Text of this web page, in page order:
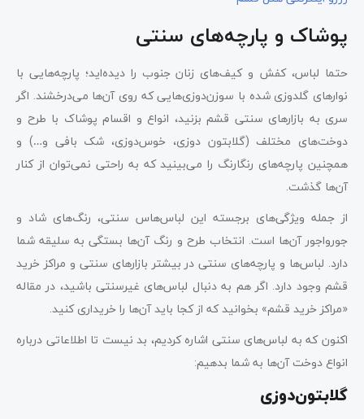
پوشاک و پارچه‌های سنتی
حتما لباس‌، کفش‌ و کیف‌های زنان جنوب را دیده‌اید؛ پارچه‌هایی با
نوارهای گلدوزی شده با سوزن‌دوزی‌هایی که روی آن‌ها می‌درخشند. اگر
سری به بازارهای سنتی قشم بزنید، انواع و اقسام پوشاک با طرح‌ و
دوخت‌های مختلف (گلابتون دوزی، خوس‌دوزی، شک بافی و…) و
همچنین پارچه‌های رنگارنگ را می‌بینید که به راحتی نمی‌‌توان از کنار
آن‌ها گذشت.
از جمله ویژگی‌های برجسته این لباس‌هاس سنتی، رنگ‌های شاد و
جورواجور آن‌ها است. انتخاب طرح و رنگ آن‌ها بستگی به سلیقه شما
دارد. لباس‌ها و پارچه‌های سنتی در بیشتر بازارهای سنتی و مراکز خرید
قشم وجود دارد. اگر هم به دنبال لباس‌های غیرسنتی باشید، در مقاله
«مراکز خرید قشم» بخوانید که از کجا باید آن‌ها را خریداری کنید.
اکنون که به لباس‌های سنتی اشاره کردیم، بد نیست تا اطلاعاتی درباره
انواع دوخت آن‌ها به شما بدهیم:
گلابتون‌دوزی